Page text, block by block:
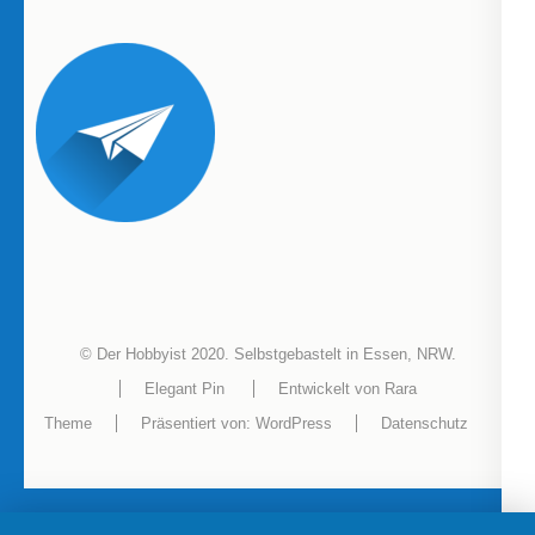
© Der Hobbyist 2020. Selbstgebastelt in Essen, NRW.
Elegant Pin
Entwickelt von Rara
Theme
Präsentiert von: WordPress Datenschutz